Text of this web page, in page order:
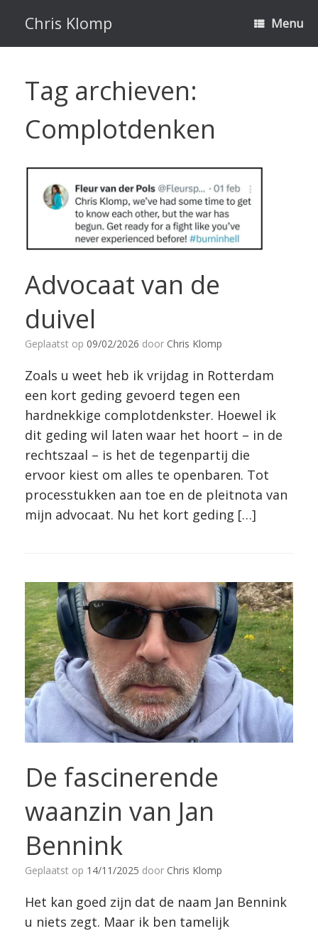
inhoud
Chris Klomp Menu
Tag archieven:
Complotdenken
Advocaat van de
duivel
Geplaatst op 09/02/2026 door Chris Klomp
Zoals u weet heb ik vrijdag in Rotterdam
een kort geding gevoerd tegen een
hardnekkige complotdenkster. Hoewel ik
dit geding wil laten waar het hoort – in de
rechtszaal – is het de tegenpartij die
ervoor kiest om alles te openbaren. Tot
processtukken aan toe en de pleitnota van
mijn advocaat. Nu het kort geding […]
De fascinerende
waanzin van Jan
Bennink
Geplaatst op 14/11/2025 door Chris Klomp
Het kan goed zijn dat de naam Jan Bennink
u niets zegt. Maar ik ben tamelijk